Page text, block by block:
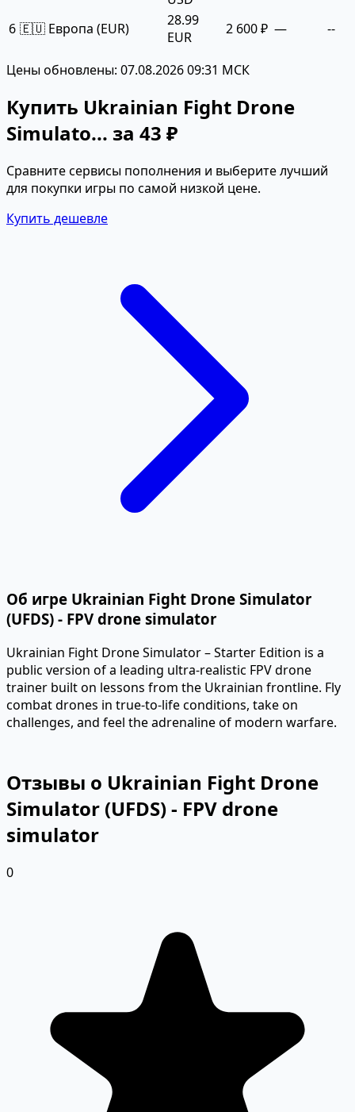
6 🇪🇺 Европа (EUR)
28.99
EUR
2 600 ₽ — --
Цены обновлены: 07.08.2026 09:31 МСК
Купить Ukrainian Fight Drone
Simulato... за 43 ₽
Сравните сервисы пополнения и выберите лучший
для покупки игры по самой низкой цене.
Купить дешевле
Об игре Ukrainian Fight Drone Simulator
(UFDS) - FPV drone simulator
Ukrainian Fight Drone Simulator – Starter Edition is a
public version of a leading ultra-realistic FPV drone
trainer built on lessons from the Ukrainian frontline. Fly
combat drones in true-to-life conditions, take on
challenges, and feel the adrenaline of modern warfare.
Отзывы о Ukrainian Fight Drone
Simulator (UFDS) - FPV drone
simulator
0